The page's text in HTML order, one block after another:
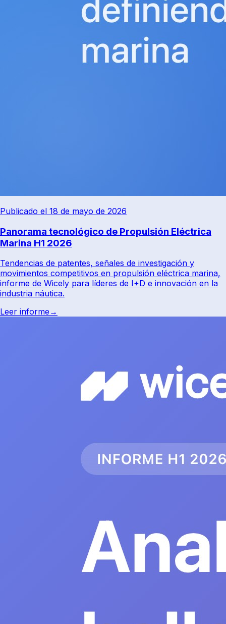
Publicado el 18 de mayo de 2026
Panorama tecnológico de Propulsión Eléctrica
Marina H1 2026
Tendencias de patentes, señales de investigación y
movimientos competitivos en propulsión eléctrica marina,
informe de Wicely para líderes de I+D e innovación en la
industria náutica.
Leer informe →